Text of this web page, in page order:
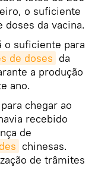
o suficiente
doses da vacina.
o suficiente para
de doses da
a produção
ano.
chegar ao
recebido
de
chinesas.
de trâmites